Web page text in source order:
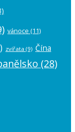
vánoce (11)
zvířata (9) Čína
(28)